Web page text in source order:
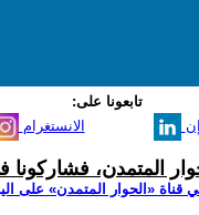
تابعونا على:
الانستغرام
المتمدن،
قناة ‫«الحوار المتمدن» على